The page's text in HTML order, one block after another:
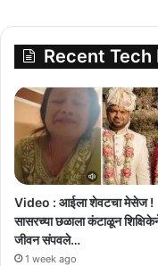
Recent Tech
Video : आईला शेवटचा मेसेज !
सासरच्या छळाला कंटाळून
जीवन संपवले…
1 week ago